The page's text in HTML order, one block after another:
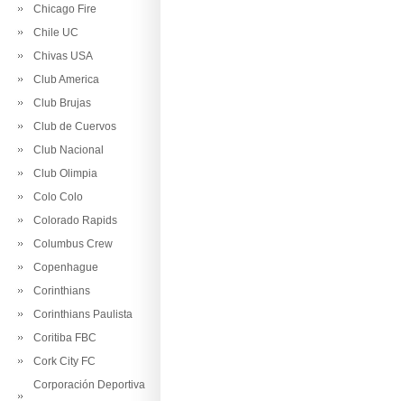
Chicago Fire
Chile UC
Chivas USA
Club America
Club Brujas
Club de Cuervos
Club Nacional
Club Olimpia
Colo Colo
Colorado Rapids
Columbus Crew
Copenhague
Corinthians
Corinthians Paulista
Coritiba FBC
Cork City FC
Corporación Deportiva